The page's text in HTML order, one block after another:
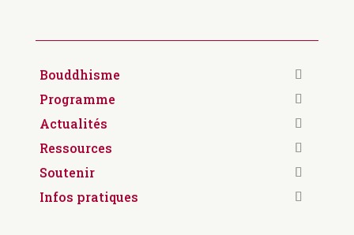
Bouddhisme
Programme
Actualités
Ressources
Soutenir
Infos pratiques